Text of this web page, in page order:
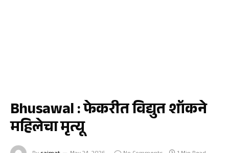
Bhusawal : फेकरीत विद्युत शॉकने
महिलेचा मृत्यू